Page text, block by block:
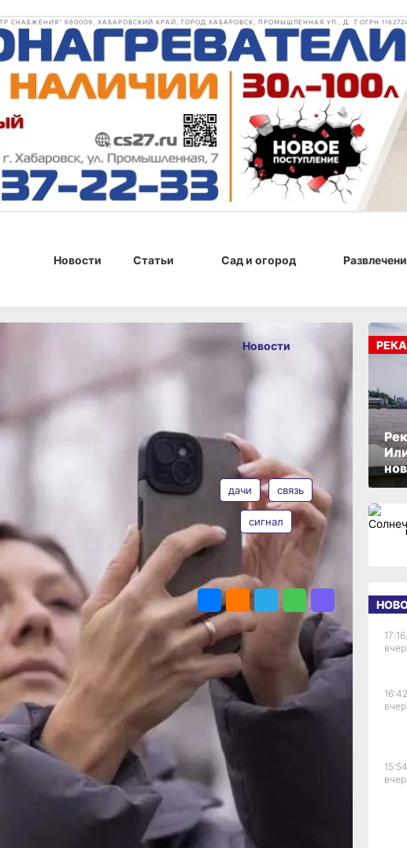
СНАБЖЕНИЯ" 680009, ХАБАРОВСКИЙ КРАЙ, ГОРОД ХАБАРОВСК, ПРОМЫШЛЕННАЯ УЛ., Д. 7 ОГРН
Новости Статьи Сад и огород
связь
получили доступ к мобильной
Инженеры федерального
товариществах
и других пользоваться
транспортный узел
на берегу Татарского
около 16 тысяч
местных жителей
на окраине поселка.
телеком-объект
Устойчивый LTE-сигнал
участки, а также
к ним. Обеспечить
благодаря широкому углу
месторасположению мачты
абоненты оператора могут
системами
и электронной почтой.
место для комфортного
иметь стабильный
аналитики показывают,
Хабаровского края растет
не отказываются от своих
Новости
ТЕГИ
дачи связь
сигнал
ПОДЕЛИТЬСЯ
17:16,